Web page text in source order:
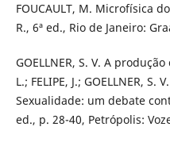
FOUCAULT, M. Microfísica
R., 6ª ed., Rio de Janeiro:
GOELLNER, S. V. A
L.; FELIPE, J.; GOELLNER,
Sexualidade: um debate
ed., p. 28-40, Petrópolis: